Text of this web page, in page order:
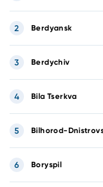
Berdyansk
2
Berdychiv
3
Bila Tserkva
4
Bilhorod-
5
Boryspil
6